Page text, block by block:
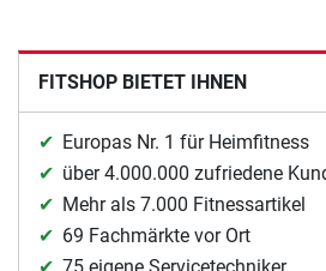
FITSHOP BIETET IHNEN
Europas Nr. 1 für Heimfitness
über 4.000.000 zufriedene
Mehr als 7.000 Fitnessartikel
69 Fachmärkte vor Ort